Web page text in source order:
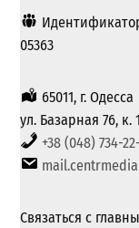
05363
65011, г. Одесса
ул. Базарная 76, к. 1
+38 (048) 734-
Связаться с